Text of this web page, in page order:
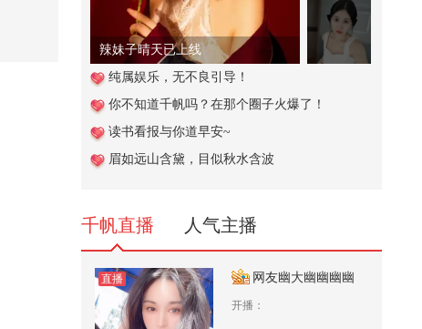
@杨九郎 给搜狐时尚说了一段相声
~...
232
安排节奏贵宾进入宴会厅#小游戏
2,441
合并战车合成擂台争夺香蕉
辣妹子晴天已上线
纯属娱乐，无不良引导！
你不知道千帆吗？在那个圈子火爆了！
读书看报与你道早安~
眉如远山含黛，目似秋水含波
千帆直播 人气主播
直播 网友幽大幽幽幽幽
开播：